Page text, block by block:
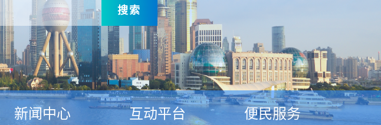
搜索
新闻中心 互动平台 便民服务